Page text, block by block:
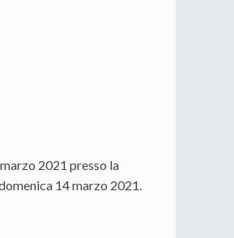
2021 presso la
14 marzo 2021.